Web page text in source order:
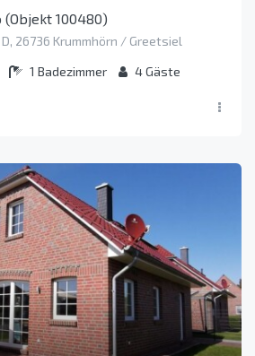
(Objekt 100480)
26736 Krummhörn / Greetsiel
1 Badezimmer 4Gäste